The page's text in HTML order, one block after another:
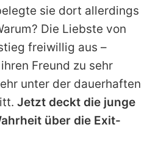
verwalten
sie dort allerdings
Die Liebste von
freiwillig aus –
ihren Freund zu sehr
unter der dauerhaften
Jetzt deckt die junge
über die Exit-